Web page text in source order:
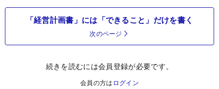
「経営計画書」には「できること」だけを書く
次のページ
続きを読むには会員登録が必要です。
会員の方は ログイン